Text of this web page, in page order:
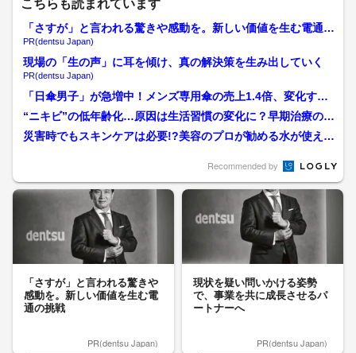
「さすが」と言われる驚きや感動を。新しい価値を生む電通の
挑戦
PR(dentsu Japan)
現場の「生の声」に耳を傾け、真の解決策を生み出していく
PR(dentsu Japan)
「日傘男子」が急増中！メンズ専用傘の売上1.4倍、変化する
男性の健康と美意識
“ニキビ”の低年齢化…原因は生活習慣の変化に？早期治療の重
要性・正しい洗顔方法を...
災害時でもスキンケアは必要!?美容のプロが勧める水が使えな
Recommended by
「さすが」と言われる驚きや
感動を。新しい価値を生む電
通の挑戦
PR(dentsu Japan)
現状を疑い問いかける姿勢
で、事業を共に成長させるパ
ートナーへ
PR(dentsu Japan)